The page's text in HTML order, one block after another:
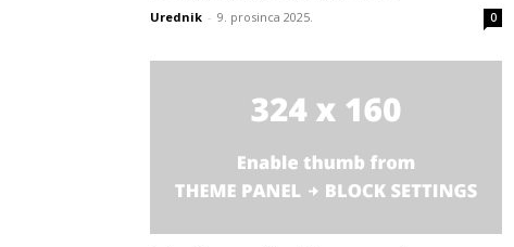
Urednik - 9. prosinca 2025. 0